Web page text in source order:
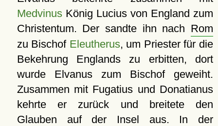
MedvinusKönig Lucius von England zum
Christentum. Der sandte ihn nach Rom
zu Bischof Eleutherus, um Priester für die
Bekehrung Englands zu erbitten, dort
wurde Elvanus zum Bischof geweiht.
Zusammen mit Fugatius und Donatianus
kehrte er zurück und breitete den
Glauben auf der Insel aus. In der